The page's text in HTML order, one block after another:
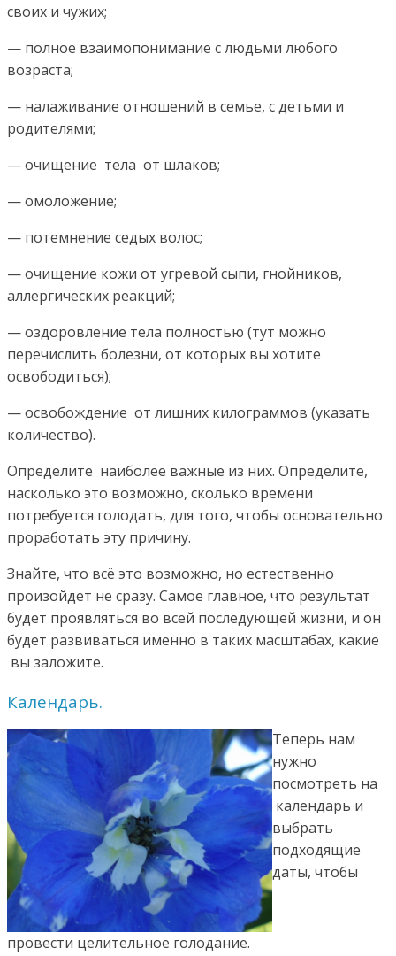
своих и чужих;
— полное взаимопонимание с людьми любого
возраста;
— налаживание отношений в семье, с детьми и
родителями;
— очищение тела от шлаков;
— омоложение;
— потемнение седых волос;
— очищение кожи от угревой сыпи, гнойников,
аллергических реакций;
— оздоровление тела полностью (тут можно
перечислить болезни, от которых вы хотите
освободиться);
— освобождение от лишних килограммов (указать
количество).
Определите наиболее важные из них. Определите,
насколько это возможно, сколько времени
потребуется голодать, для того, чтобы основательно
проработать эту причину.
Знайте, что всё это возможно, но естественно
произойдет не сразу. Самое главное, что результат
будет проявляться во всей последующей жизни, и он
будет развиваться именно в таких масштабах, какие
вы заложите.
Календарь.
Теперь нам
нужно
посмотреть на
календарь и
выбрать
подходящие
даты, чтобы
провести целительное голодание.